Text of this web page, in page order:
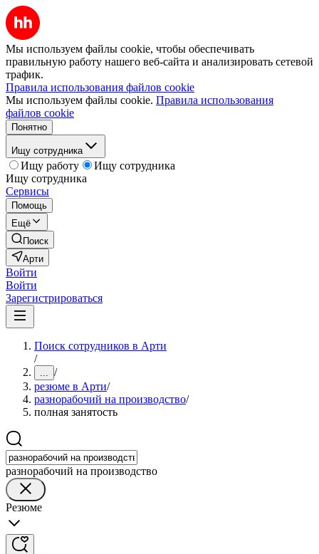
Мы используем файлы cookie, чтобы обеспечивать
правильную работу нашего веб-сайта и анализировать сетевой
трафик.
Правила использования файлов cookie
Мы используем файлы cookie. Правила использования
файлов cookie
Понятно
Ищу сотрудника
Ищу работу
Ищу сотрудника
Ищу сотрудника
Сервисы
Помощь
Ещё
Поиск
Арти
Войти
Войти
Зарегистрироваться
Поиск сотрудников в Арти
/
... /
резюме в Арти/
разнорабочий на производство/
полная занятость
разнорабочий на производство
Резюме